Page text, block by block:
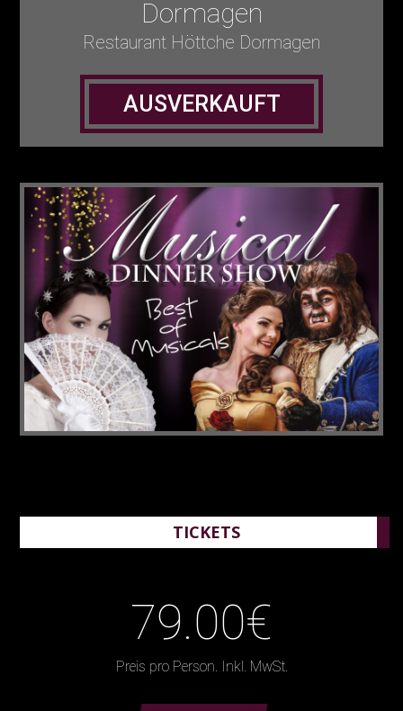
Dormagen
Restaurant Höttche Dormagen
AUSVERKAUFT
TICKETS
79.00€
Preis pro Person. Inkl. MwSt.